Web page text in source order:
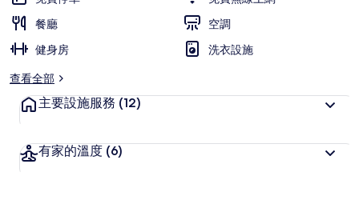
餐廳
空調
健身房
洗衣設施
查看全部
主要設施服務 (12)
有家的溫度 (6)